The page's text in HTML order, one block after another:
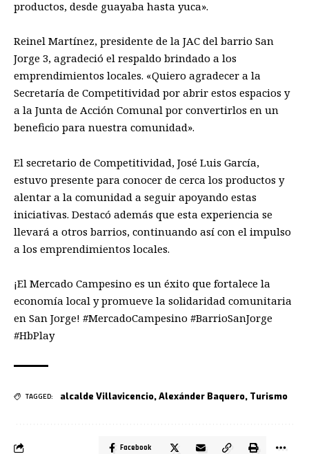
productos, desde guayaba hasta yuca».
Reinel Martínez, presidente de la JAC del barrio San
Jorge 3, agradeció el respaldo brindado a los
emprendimientos locales. «Quiero agradecer a la
Secretaría de Competitividad por abrir estos espacios y
a la Junta de Acción Comunal por convertirlos en un
beneficio para nuestra comunidad».
El secretario de Competitividad, José Luis García,
estuvo presente para conocer de cerca los productos y
alentar a la comunidad a seguir apoyando estas
iniciativas. Destacó además que esta experiencia se
llevará a otros barrios, continuando así con el impulso
a los emprendimientos locales.
¡El Mercado Campesino es un éxito que fortalece la
economía local y promueve la solidaridad comunitaria
en San Jorge! #MercadoCampesino #BarrioSanJorge
#HbPlay
TAGGED: alcalde Villavicencio,Alexánder Baquero, Turismo
Facebook